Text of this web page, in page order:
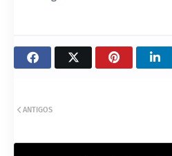
ANTIGOS